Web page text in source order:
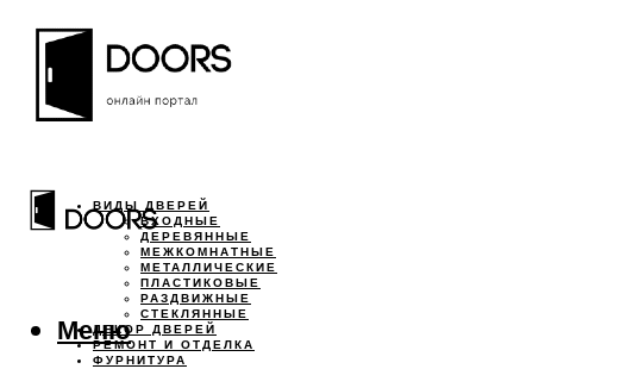
ВИДЫ ДВЕРЕЙ
ВХОДНЫЕ
ДЕРЕВЯННЫЕ
МЕЖКОМНАТНЫЕ
МЕТАЛЛИЧЕСКИЕ
ПЛАСТИКОВЫЕ
РАЗДВИЖНЫЕ
СТЕКЛЯННЫЕ
ДЕКОР ДВЕРЕЙ
РЕМОНТ И ОТДЕЛКА
ФУРНИТУРА
Меню